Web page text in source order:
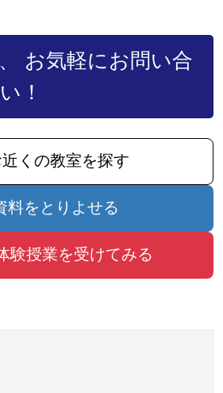
お気軽にお問い合
！
近くの教室を探す
料をとりよせる
験授業を受けてみる